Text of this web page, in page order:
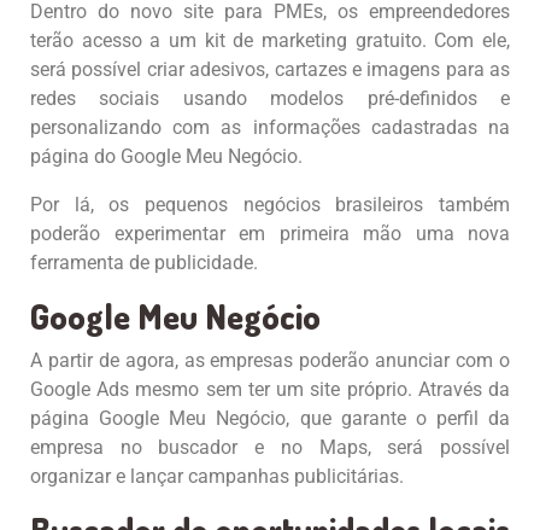
Dentro do novo site para PMEs, os empreendedores
terão acesso a um kit de marketing gratuito. Com ele,
será possível criar adesivos, cartazes e imagens para as
redes sociais usando modelos pré-definidos e
personalizando com as informações cadastradas na
página do Google Meu Negócio.
Por lá, os pequenos negócios brasileiros também
poderão experimentar em primeira mão uma nova
ferramenta de publicidade.
Google Meu Negócio
A partir de agora, as empresas poderão anunciar com o
Google Ads mesmo sem ter um site próprio. Através da
página Google Meu Negócio, que garante o perfil da
empresa no buscador e no Maps, será possível
organizar e lançar campanhas publicitárias.